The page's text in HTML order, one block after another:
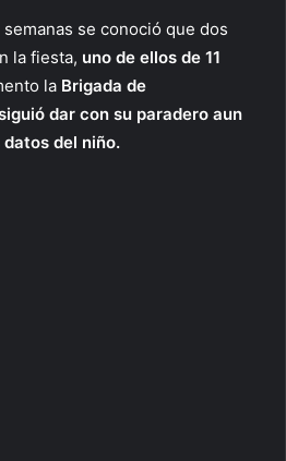
se conoció que dos
la fiesta, uno de ellos de 11
la Brigada de
dar con su paradero aun
del niño.